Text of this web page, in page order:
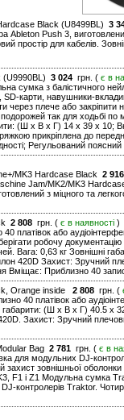
Black (U8499BL) 3
Ableton Push 3,
простір для кабелів.
(U9990BL) 3 024 грн. ( є в
сумка з балістичного
карти, навушники-
плече або закріпити
так для ходьбі
(Ш х В х Г) 14 x 39 x 10;
прикріплена до
Регульований поясний
MK3 Hardcase Black 2 916
Jam/MK2/MK3 Hardcase
з міцного та
2 808 грн. ( є в наявності )
платівок або
робочу
Вага: 0,63 кг Зовнішні
420D Захист: Зручний
Вміщає: Приблизно 40
Orange inside 2 808 грн. (
40 платівок або
габарити: (Ш х В х Г) 40.5
Захист: Зручний
Bag 2 781 грн. ( є в
для модульних DJ-
захист зовнішньої
F1 і Z1 Модульна сумка
контролерів Traktor.